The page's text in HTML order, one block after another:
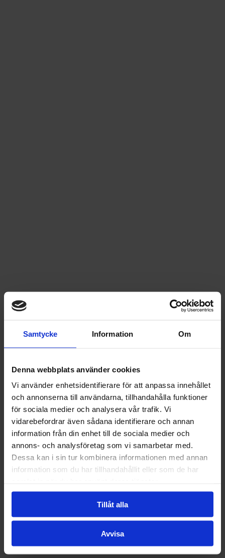
Samtycke Information Om
Denna webbplats använder cookies
Vi använder enhetsidentifierare för att anpassa innehållet
och annonserna till användarna, tillhandahålla funktioner
för sociala medier och analysera vår trafik. Vi
vidarebefordrar även sådana identifierare och annan
information från din enhet till de sociala medier och
annons- och analysföretag som vi samarbetar med.
Dessa kan i sin tur kombinera informationen med annan
information som du har tillhandahållit eller som de har
Tillåt alla
Avvisa